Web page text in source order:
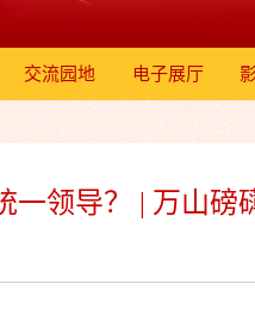
交流园地 电子展厅
一领导？ | 万山磅